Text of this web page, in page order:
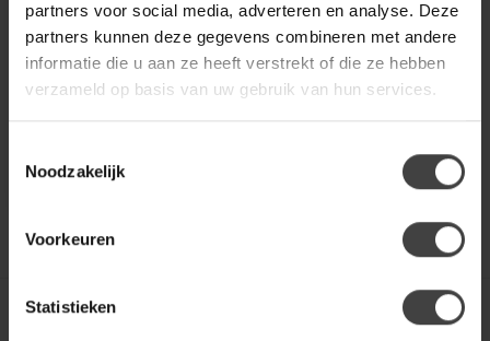
partners voor social media, adverteren en analyse. Deze
partners kunnen deze gegevens combineren met andere
informatie die u aan ze heeft verstrekt of die ze hebben
verzameld op basis van uw gebruik van hun services.
Noodzakelijk
Voorkeuren
Statistieken
Hout is een echt
natuurproduct met een
mooie authentieke
uitstraling. Om uw hout...
€24,95
.